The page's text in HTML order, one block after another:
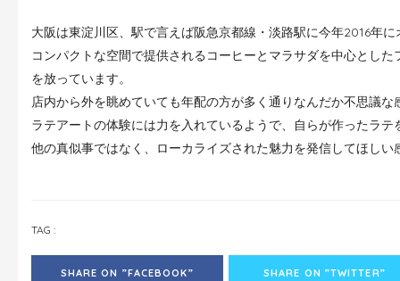
大阪は東淀川区、駅で言えば阪急京都線・淡路駅に今年2016年
コンパクトな空間で提供されるコーヒーとマラサダを中心とし
を放っています。
店内から外を眺めていても年配の方が多く通りなんだか不思議な
ラテアートの体験には力を入れているようで、自らが作ったラ
他の真似事ではなく、ローカライズされた魅力を発信してほし
TAG :
SHARE ON ”FACEBOOK” SHARE ON ”TWITTER”